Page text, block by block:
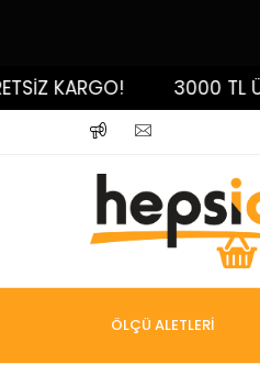
KARGO! 3000 TL
ÖLÇÜ ALETLERİ